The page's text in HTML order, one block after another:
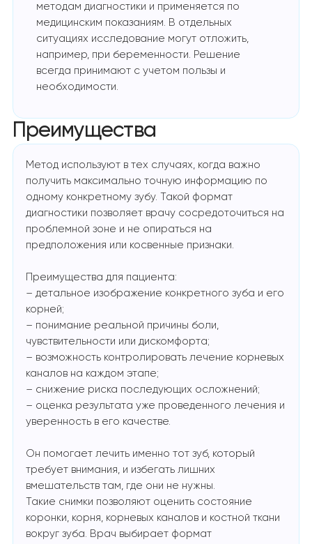
методам диагностики и применяется по
медицинским показаниям. В отдельных
ситуациях исследование могут отложить,
например, при беременности. Решение
всегда принимают с учетом пользы и
необходимости.
Преимущества
Метод используют в тех случаях, когда важно
получить максимально точную информацию по
одному конкретному зубу. Такой формат
диагностики позволяет врачу сосредоточиться на
проблемной зоне и не опираться на
предположения или косвенные признаки.
Преимущества для пациента:
– детальное изображение конкретного зуба и его
корней;
– понимание реальной причины боли,
чувствительности или дискомфорта;
– возможность контролировать лечение корневых
каналов на каждом этапе;
– снижение риска последующих осложнений;
– оценка результата уже проведенного лечения и
уверенность в его качестве.
Он помогает лечить именно тот зуб, который
требует внимания, и избегать лишних
вмешательств там, где они не нужны.
Такие снимки позволяют оценить состояние
коронки, корня, корневых каналов и костной ткани
вокруг зуба. Врач выбирает формат